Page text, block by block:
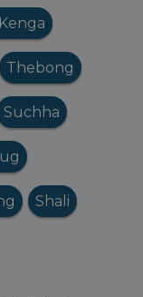
Thebong
Suchha
Shali